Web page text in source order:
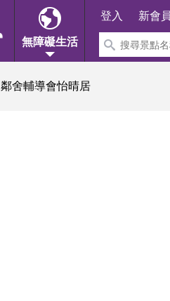
無障礙生活
登入 新會員
鄰舍輔導會怡晴居